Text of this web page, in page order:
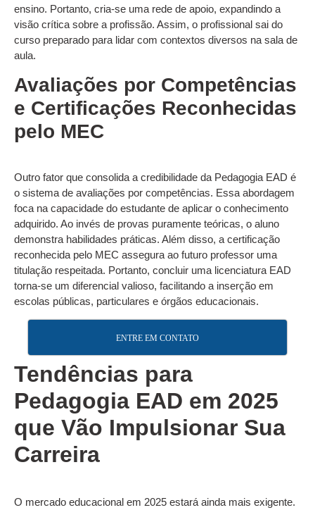
ensino. Portanto, cria-se uma rede de apoio, expandindo a
visão crítica sobre a profissão. Assim, o profissional sai do
curso preparado para lidar com contextos diversos na sala de
aula.
Avaliações por Competências
e Certificações Reconhecidas
pelo MEC
Outro fator que consolida a credibilidade da Pedagogia EAD é
o sistema de avaliações por competências. Essa abordagem
foca na capacidade do estudante de aplicar o conhecimento
adquirido. Ao invés de provas puramente teóricas, o aluno
demonstra habilidades práticas. Além disso, a certificação
reconhecida pelo MEC assegura ao futuro professor uma
titulação respeitada. Portanto, concluir uma licenciatura EAD
torna-se um diferencial valioso, facilitando a inserção em
escolas públicas, particulares e órgãos educacionais.
ENTRE EM CONTATO
Tendências para
Pedagogia EAD em 2025
que Vão Impulsionar Sua
Carreira
O mercado educacional em 2025 estará ainda mais exigente.